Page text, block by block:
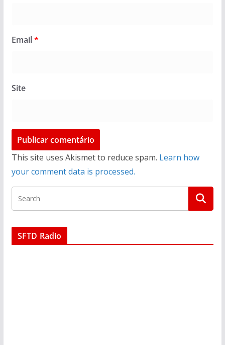
Email*
Site
This site uses Akismet to reduce spam. Learn how
your comment data is processed.
SFTD Radio